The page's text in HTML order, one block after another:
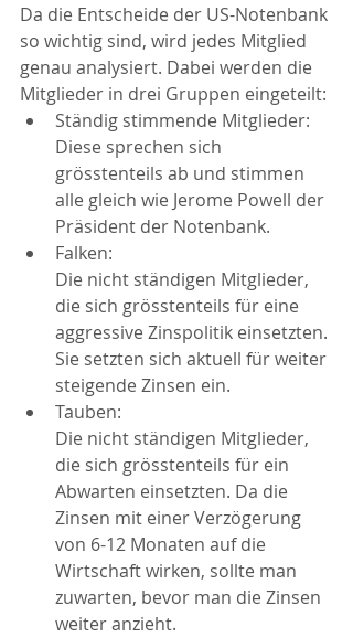
Da die Entscheide der US-Notenbank
so wichtig sind, wird jedes Mitglied
genau analysiert. Dabei werden die
Mitglieder in drei Gruppen eingeteilt:
Ständig stimmende Mitglieder:
Diese sprechen sich
grösstenteils ab und stimmen
alle gleich wie Jerome Powell der
Präsident der Notenbank.
Falken:
Die nicht ständigen Mitglieder,
die sich grösstenteils für eine
aggressive Zinspolitik einsetzten.
Sie setzten sich aktuell für weiter
steigende Zinsen ein.
Tauben:
Die nicht ständigen Mitglieder,
die sich grösstenteils für ein
Abwarten einsetzten. Da die
Zinsen mit einer Verzögerung
von 6-12 Monaten auf die
Wirtschaft wirken, sollte man
zuwarten, bevor man die Zinsen
weiter anzieht.